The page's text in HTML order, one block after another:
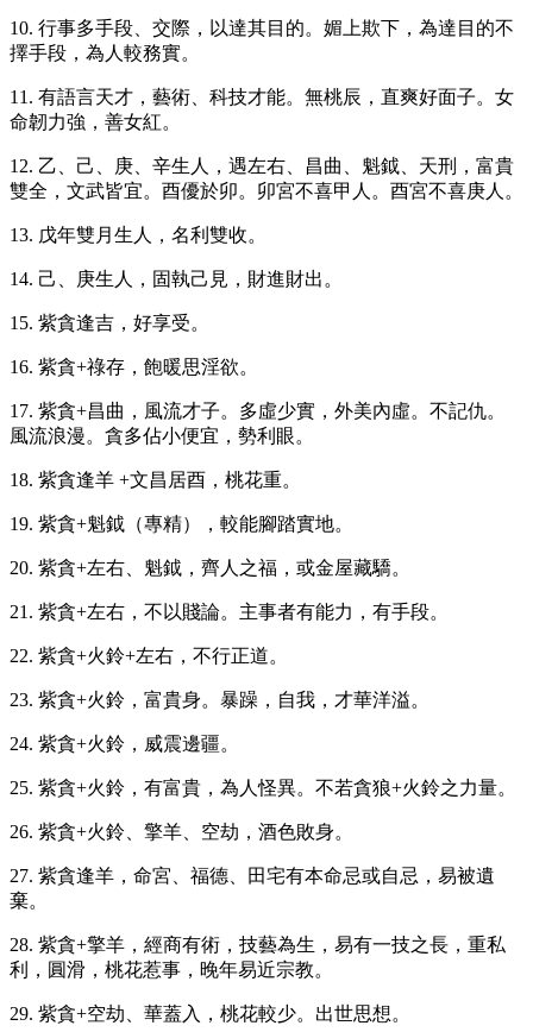
10. 行事多手段、交際，以達其目的。媚上欺下，為達目的不
擇手段，為人較務實。
11. 有語言天才，藝術、科技才能。無桃辰，直爽好面子。女
命韌力強，善女紅。
12. 乙、己、庚、辛生人，遇左右、昌曲、魁鉞、天刑，富貴
雙全，文武皆宜。酉優於卯。卯宮不喜甲人。酉宮不喜庚人。
13. 戊年雙月生人，名利雙收。
14. 己、庚生人，固執己見，財進財出。
15. 紫貪逢吉，好享受。
16. 紫貪+祿存，飽暖思淫欲。
17. 紫貪+昌曲，風流才子。多虛少實，外美內虛。不記仇。
風流浪漫。貪多佔小便宜，勢利眼。
18. 紫貪逢羊 +文昌居酉，桃花重。
19. 紫貪+魁鉞（專精），較能腳踏實地。
20. 紫貪+左右、魁鉞，齊人之福，或金屋藏驕。
21. 紫貪+左右，不以賤論。主事者有能力，有手段。
22. 紫貪+火鈴+左右，不行正道。
23. 紫貪+火鈴，富貴身。暴躁，自我，才華洋溢。
24. 紫貪+火鈴，威震邊疆。
25. 紫貪+火鈴，有富貴，為人怪異。不若貪狼+火鈴之力量。
26. 紫貪+火鈴、擎羊、空劫，酒色敗身。
27. 紫貪逢羊，命宮、福德、田宅有本命忌或自忌，易被遺
棄。
28. 紫貪+擎羊，經商有術，技藝為生，易有一技之長，重私
利，圓滑，桃花惹事，晚年易近宗教。
29. 紫貪+空劫、華蓋入，桃花較少。出世思想。